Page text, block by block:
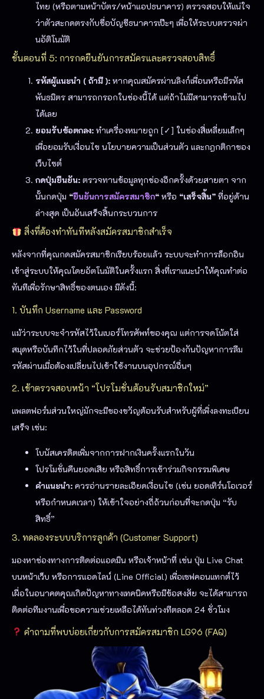
ไทย (หรือตามหน้าบัตร/หน้าแอปธนาคาร) ตรวจสอบให้แน่ใจ
ว่าตัวสะกดตรงกับชื่อบัญชีธนาคารเป๊ะๆ เพื่อให้ระบบตรวจผ่า
นอัติโนมัติ
ขั้นตอนที่ 5: การกดยืนยันการสมัครและตรวจสอบสิทธิ์
รหัสผู้แนะนำ ( ถ้ามี ): หากคุณสมัครผ่านลิงก์เพื่อนหรือมีรหัส
พันธมิตร สามารถกรอกในช่องนี้ได้ แต่ถ้าไม่มีสามารถข้ามไป
ได้เลย
ยอมรับข้อตกลง: ทำเครื่องหมายถูก [✓] ในช่องสี่เหลี่ยมเล็กๆ
เพื่อยอมรับเงื่อนไข นโยบายความเป็นส่วนตัว และกฎกติกาของ
เว็บไซต์
กดปุ่มยืนยัน: ตรวจทานข้อมูลทุกช่องอีกครั้งด้วยสายตา จาก
นั้นกดปุ่ม “ยืนยันการสมัครสมาชิก“ หรือ “เสร็จสิ้น” ที่อยู่ด้าน
ล่างสุด เป็นอันเสร็จสิ้นกระบวนการ
สิ่งที่ต้องทำทันทีหลังสมัครสมาชิกสำเร็จ
หลังจากที่คุณกดสมัครสมาชิกเรียบร้อยแล้ว ระบบจะทำการล็อกอิน
เข้าสู่ระบบให้คุณโดยอัตโนมัติในครั้งแรก สิ่งที่เราแนะนำให้คุณทำต่อ
ทันทีเพื่อรักษาสิทธิ์ของตนเอง มีดังนี้:
1. บันทึก Username และ Password
แม้ว่าระบบจะจำรหัสไว้ในเบอร์โทรศัพท์ของคุณ แต่การจดโน้ตใส่
สมุดหรือบันทึกไว้ในที่ปลอดภัยส่วนตัว จะช่วยป้องกันปัญหาการลืม
รหัสผ่านเมื่อต้องเปลี่ยนไปเข้าใช้งานบนอุปกรณ์อื่นๆ
2. เข้าตรวจสอบหน้า “โปรโมชั่นต้อนรับสมาชิกใหม่”
แพลตฟอร์มส่วนใหญ่มักจะมีของขวัญต้อนรับสำหรับผู้ที่เพิ่งลงทะเบียน
เสร็จ เช่น:
โบนัสเครดิตเพิ่มจากการฝากเงินครั้งแรกในวัน
โปรโมชั่นคืนยอดเสีย หรือสิทธิ์การเข้าร่วมกิจกรรมพิเศษ
คำแนะนำ: ควรอ่านรายละเอียดเงื่อนไข (เช่น ยอดเทิร์นโอเวอร์
หรือกำหนดเวลา) ให้เข้าใจอย่างถี่ถ้วนก่อนที่จะกดปุ่ม “รับ
สิทธิ์”
3. ทดลองระบบบริการลูกค้า (Customer Support)
มองหาช่องทางการติดต่อแอดมิน หรือเจ้าหน้าที่ เช่น ปุ่ม Live Chat
บนหน้าเว็บ หรือการแอดไลน์ (Line Official) เพื่อเซฟคอนแทกต์ไว้
เผื่อในอนาคตคุณเกิดปัญหาทางเทคนิคหรือมีข้อสงสัย จะได้สามารถ
ติดต่อทีมงานเพื่อขอความช่วยเหลือได้ทันท่วงทีตลอด 24 ชั่วโมง
คำถามที่พบบ่อยเกี่ยวกับการสมัครสมาชิก LG96 (FAQ)